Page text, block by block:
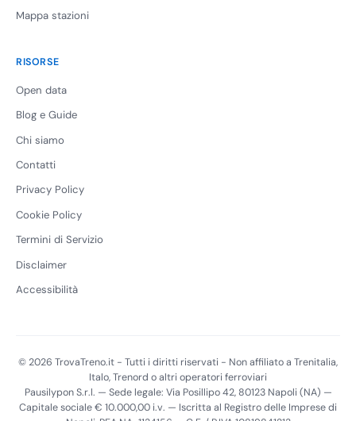
Mappa stazioni
RISORSE
Open data
Blog e Guide
Chi siamo
Contatti
Privacy Policy
Cookie Policy
Termini di Servizio
Disclaimer
Accessibilità
© 2026 TrovaTreno.it - Tutti i diritti riservati - Non affiliato a Trenitalia,
Italo, Trenord o altri operatori ferroviari
Pausilypon S.r.l. — Sede legale: Via Posillipo 42, 80123 Napoli (NA) —
Capitale sociale € 10.000,00 i.v. — Iscritta al Registro delle Imprese di